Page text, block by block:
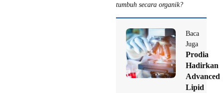
tumbuh secara organik?
Baca
Juga
Prodia
Hadirkan
Advanced
Lipid